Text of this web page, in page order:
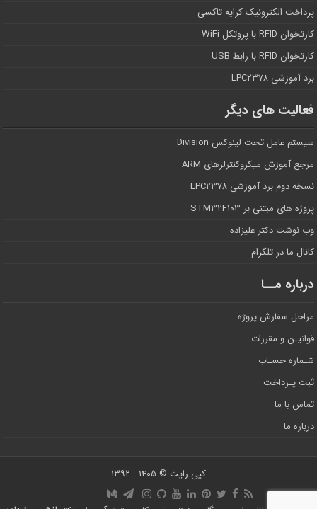
پرداخت الکترونیک کرایه تاکسی
کارتخوان RFID با پروتکل WiFi
کارتخوان RFID با رابط USB
برد آموزشی LPC۲۳۷۸
فعالیت های دیگر
سیستم عامل تحت لینوکس Division
مرجع آموزش میکروکنترلرهای ARM
نسخه دوم برد آموزشی LPC۲۳۷۸
پروژه های مبتنی بر STM۳۲F۱۰۳
وب نوشت دکتر علیزاده
کانال ما در تلگرام
درباره مــا
مراحل سفارش پروژه
قوانیـن و مقررات
شـماره حسـاب
ثبت پـرداخت
تماس با ما
درباره ما
کپی رایت © ۱۴۰۵ - ۱۳۹۲